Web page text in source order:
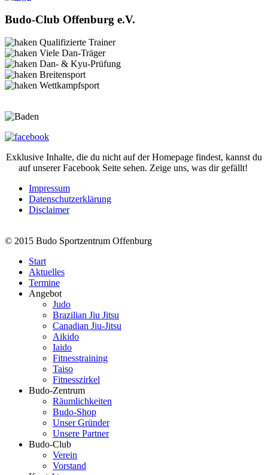
Budo-Club Offenburg e.V.
Qualifizierte Trainer
Viele Dan-Träger
Dan- & Kyu-Prüfung
Breitensport
Wettkampfsport
Exklusive Inhalte, die du nicht auf der Homepage findest, kannst du
auf unserer Facebook Seite sehen. Zeige uns, was dir gefällt!
Impressum
Datenschutzerklärung
Disclaimer
© 2015 Budo Sportzentrum Offenburg
Start
Aktuelles
Termine
Angebot
Judo
Brazilian Jiu Jitsu
Canadian Jiu-Jitsu
Aikido
Iaido
Fitnesstraining
Taiso
Fitnesszirkel
Budo-Zentrum
Räumlichkeiten
Budo-Shop
Unser Gründer
Unsere Partner
Budo-Club
Verein
Vorstand